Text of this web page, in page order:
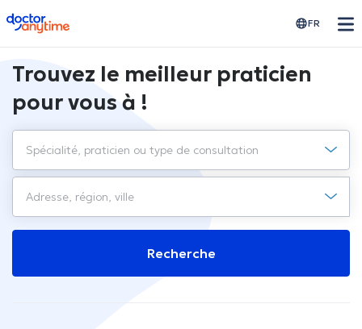
doctoranytime FR
Trouvez le meilleur praticien
pour vous à !
Recherche